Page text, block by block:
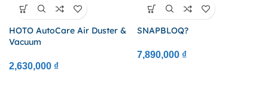
HOTO AutoCare Air Duster &
Vacuum
2,630,000 ₫
SNAPBLOQ?
7,890,000 ₫